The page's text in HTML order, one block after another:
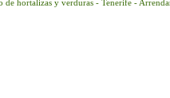
hortalizas y verduras - Tenerife -